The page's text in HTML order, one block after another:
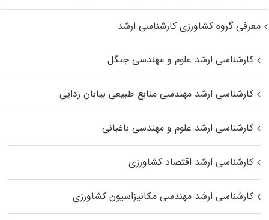
معرفی گروه کشاورزی کارشناسی ارشد
کارشناسی ارشد علوم و مهندسی جنگل
کارشناسی ارشد مهندسی منابع طبیعی بیابان زدایی
کارشناسی ارشد علوم و مهندسی باغبانی
کارشناسی ارشد اقتصاد کشاورزی
کارشناسی ارشد مهندسی مکانیزاسیون کشاورزی